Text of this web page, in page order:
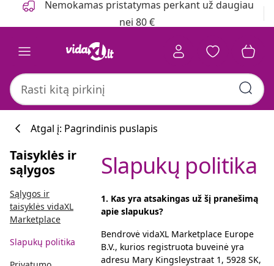
Nemokamas pristatymas perkant už daugiau
nei 80 €
Atgal į: Pagrindinis puslapis
Taisyklės ir
sąlygos
Sąlygos ir
taisyklės vidaXL
Marketplace
Slapukų politika
Slapukų politika
1. Kas yra atsakingas už šį pranešimą
apie slapukus?
Bendrovė vidaXL Marketplace Europe
B.V., kurios registruota buveinė yra
adresu Mary Kingsleystraat 1, 5928 SK,